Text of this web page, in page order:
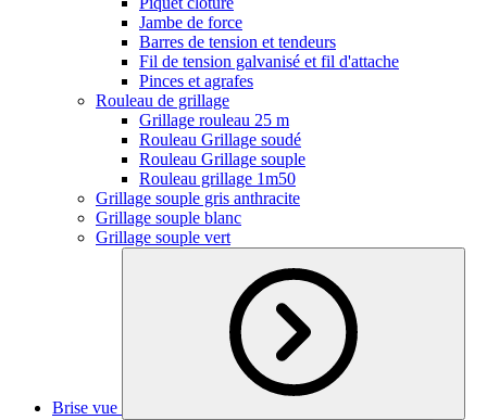
Jambe de force
Barres de tension et tendeurs
Fil de tension galvanisé et fil d'attache
Pinces et agrafes
Rouleau de grillage
Grillage rouleau 25 m
Rouleau Grillage soudé
Rouleau Grillage souple
Rouleau grillage 1m50
Grillage souple gris anthracite
Grillage souple blanc
Grillage souple vert
Brise vue